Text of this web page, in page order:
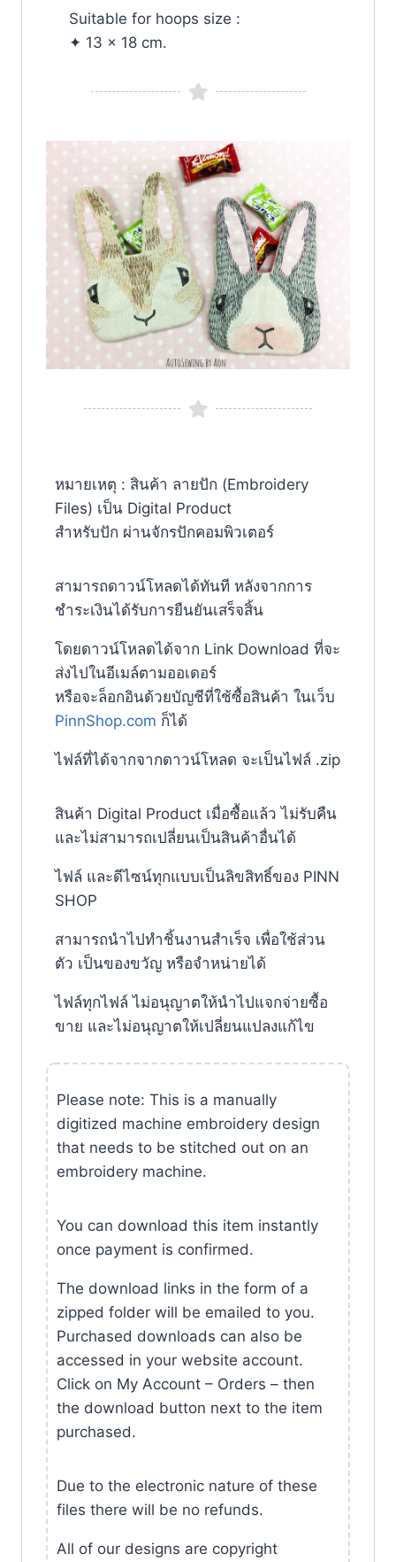
Suitable for hoops size :
✦ 13 x 18 cm.
หมายเหตุ : สินค้า ลายปัก (Embroidery
Files) เป็น Digital Product
สำหรับปัก ผ่านจักรปักคอมพิวเตอร์
สามารถดาวน์โหลดได้ทันที หลังจากการ
ชำระเงินได้รับการยืนยันเสร็จสิ้น
โดยดาวน์โหลดได้จาก Link Download ที่จะ
ส่งไปในอีเมล์ตามออเดอร์
หรือจะล็อกอินด้วยบัญชีที่ใช้ซื้อสินค้า ในเว็บ
PinnShop.com ก็ได้
ไฟล์ที่ได้จากจากดาวน์โหลด จะเป็นไฟล์ .zip
สินค้า Digital Product เมื่อซื้อแล้ว ไม่รับคืน
และไม่สามารถเปลี่ยนเป็นสินค้าอื่นได้
ไฟล์ และดีไซน์ทุกแบบเป็นลิขสิทธิ์ของ PINN
SHOP
สามารถนำไปทำชิ้นงานสำเร็จ เพื่อใช้ส่วน
ตัว เป็นของขวัญ หรือจำหน่ายได้
ไฟล์ทุกไฟล์ ไม่อนุญาตให้นำไปแจกจ่ายซื้อ
ขาย และไม่อนุญาตให้เปลี่ยนแปลงแก้ไข
Please note: This is a manually
digitized machine embroidery design
that needs to be stitched out on an
embroidery machine.
You can download this item instantly
once payment is confirmed.
The download links in the form of a
zipped folder will be emailed to you.
Purchased downloads can also be
accessed in your website account.
Click on My Account – Orders – then
the download button next to the item
purchased.
Due to the electronic nature of these
files there will be no refunds.
All of our designs are copyright